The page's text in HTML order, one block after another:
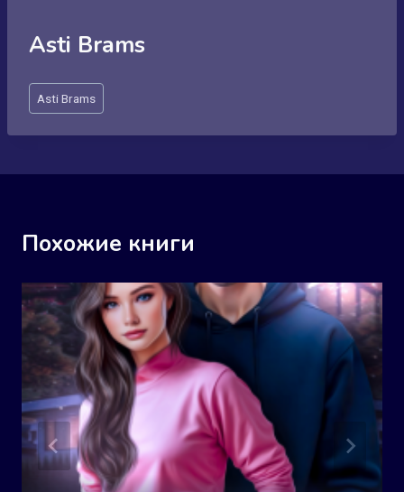
Asti Brams
Метки
записи:
Asti Brams
Похожие книги